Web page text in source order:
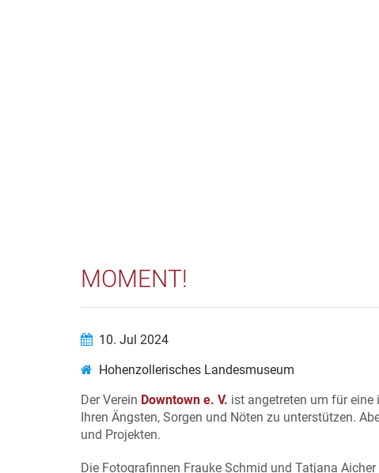
MOMENT!
10. Jul 2024
Hohenzollerisches Landesmuseum
Der Verein Downtown e. V. ist angetreten um für
Ihren Ängsten, Sorgen und Nöten zu unterstützen.
und Projekten.
Die Fotografinnen Frauke Schmid und Tatjana